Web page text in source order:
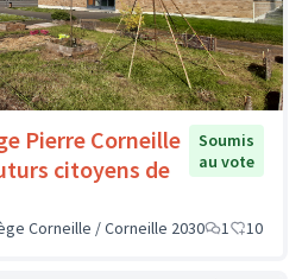
Pierre Corneille
citoyens de
Soumis
au vote
Corneille / Corneille 2030 1 10